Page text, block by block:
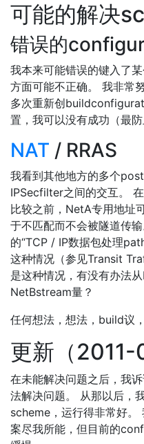
可能的解决
错误的
我本来可能错误的键入了
方面可能不正确。 我非常
多次重新创
置，我可以没有成功（最
NAT / RRAS
我看到其他地方的多个
IPSecfilter之间的交互。
比较之前，NetA专用地址
于不匹配而不会被隧道传
的“TCP / IP数据包处理
这种情况（参见Transit
是这种情况，有没有办法
NetBstream量？
任何想法，想法，build议
更新（2011-
在未能解决问题之后，我
法解决问题。 从那以后，
scheme，运行得非常好
案尽我所能，但目前的